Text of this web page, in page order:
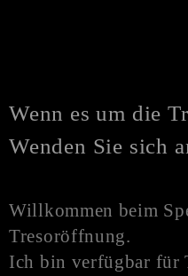
Wenn es um die
Wenden Sie sich
Willkommen beim
Tresoröffnung.
Ich bin verfügbar für